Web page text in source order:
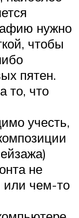
нужно
чтобы
пятен.
то, что
учесть,
не
или чем-то